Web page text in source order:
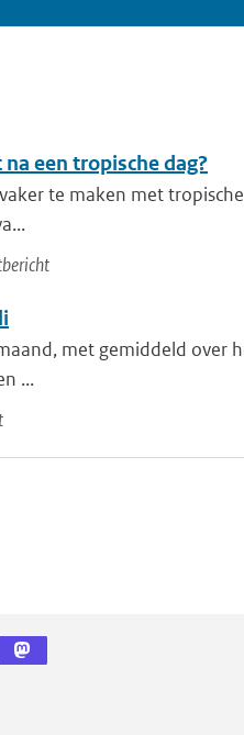
een tropische dag?
te maken met
met gemiddeld over
...